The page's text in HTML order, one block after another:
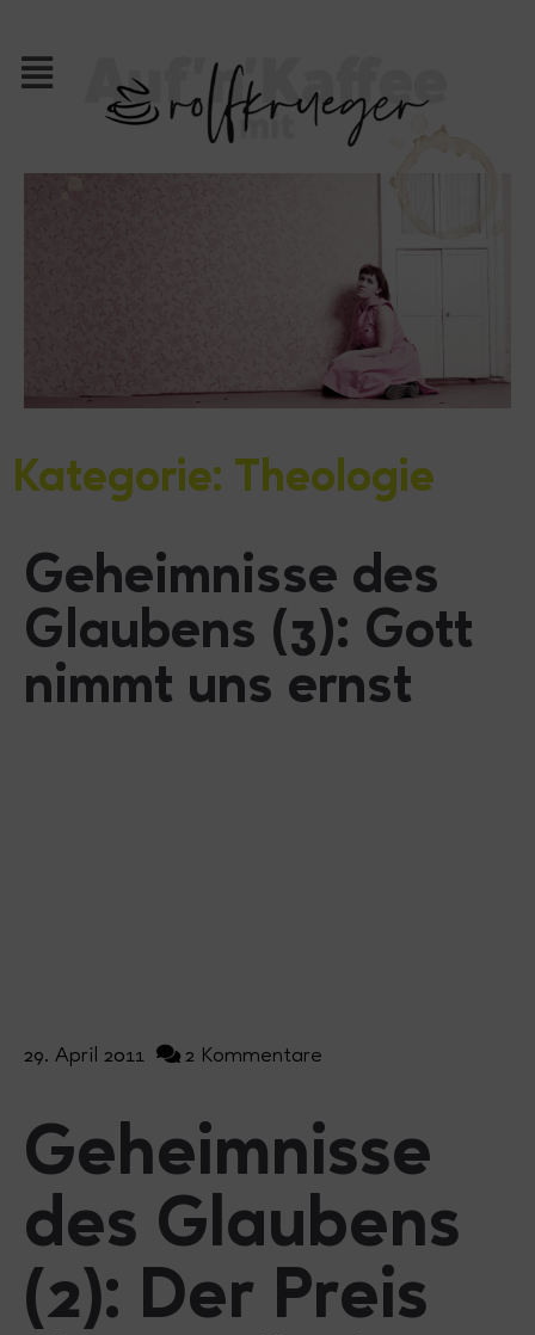
Kategorie: Theologie
Geheimnisse des
Glaubens (3): Gott
nimmt uns ernst
29. April 2011 2 Kommentare
Geheimnisse
des Glaubens
(2): Der Preis